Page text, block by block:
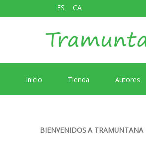
ES CA
Inicio Tienda Autores
BIENVENIDOS A TRAMUNTANA